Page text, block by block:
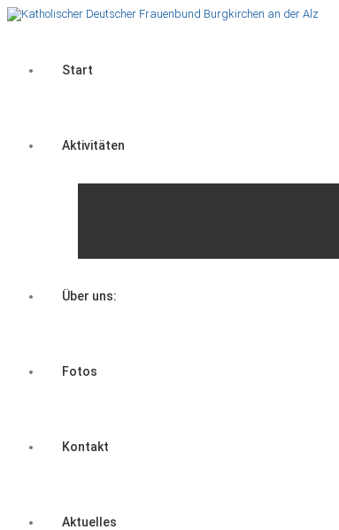
Start
Aktivitäten
Über uns:
Fotos
Kontakt
Aktuelles